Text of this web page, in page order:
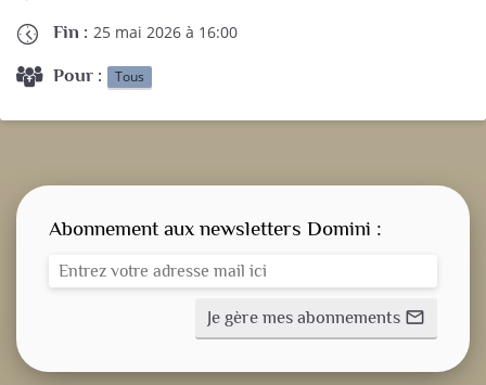
Fin : 25 mai 2026 à 16:00
Pour : Tous
Abonnement aux newsletters Domini :
Je gère mes abonnements mail_outline